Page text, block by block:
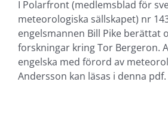
I Polarfront (medlemsblad för
meteorologiska sällskapet) nr
engelsmannen Bill Pike berättat
forskningar kring Tor Bergeron.
engelska med förord av
Andersson kan läsas i denna pdf.